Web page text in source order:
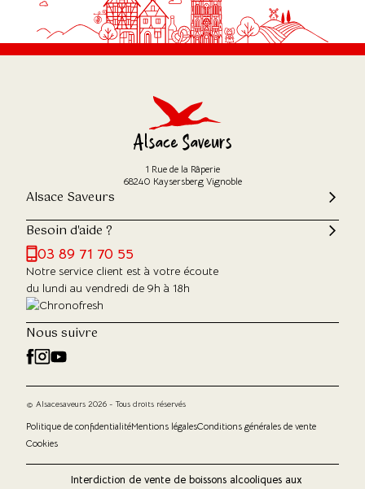
1 Rue de la Râperie
68240 Kaysersberg Vignoble
Alsace Saveurs
Besoin d'aide ?
03 89 71 70 55
Notre service client est à votre écoute
du lundi au vendredi de 9h à 18h
Nous suivre
© Alsacesaveurs 2026 - Tous droits réservés
Politique de confidentialitéMentions légalesConditions générales de vente
Cookies
Interdiction de vente de boissons alcooliques aux